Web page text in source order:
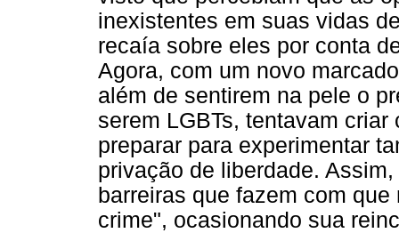
inexistentes em suas vidas
recaía sobre eles por conta
Agora, com um novo
além de sentirem na pele o
serem LGBTs, tentavam
preparar para experimentar
privação de liberdade.
barreiras que fazem com
crime", ocasionando sua